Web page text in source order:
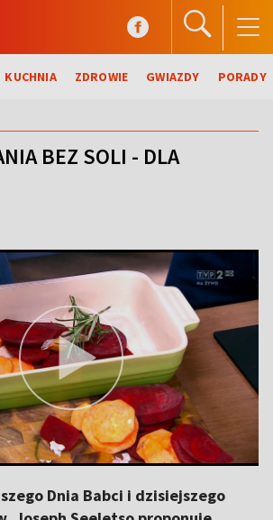
KUCHNIA ZDROWIE GWIAZDY PORADY
BEZ SOLI - DLA
Dnia Babci i dzisiejszego